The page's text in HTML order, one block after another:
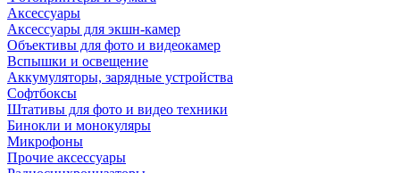
Аксессуары
Аксессуары для экшн-камер
Объективы для фото и видеокамер
Вспышки и освещение
Аккумуляторы, зарядные устройства
Софтбоксы
Штативы для фото и видео техники
Бинокли и монокуляры
Микрофоны
Прочие аксессуары